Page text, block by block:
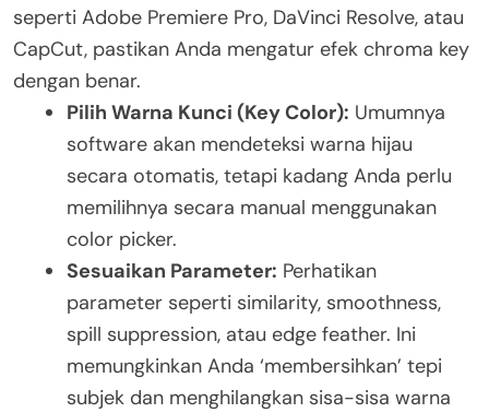
seperti Adobe Premiere Pro, DaVinci Resolve, atau
CapCut, pastikan Anda mengatur efek chroma key
dengan benar.
Pilih Warna Kunci (Key Color): Umumnya
software akan mendeteksi warna hijau
secara otomatis, tetapi kadang Anda perlu
memilihnya secara manual menggunakan
color picker.
Sesuaikan Parameter: Perhatikan
parameter seperti similarity, smoothness,
spill suppression, atau edge feather. Ini
memungkinkan Anda ‘membersihkan’ tepi
subjek dan menghilangkan sisa-sisa warna